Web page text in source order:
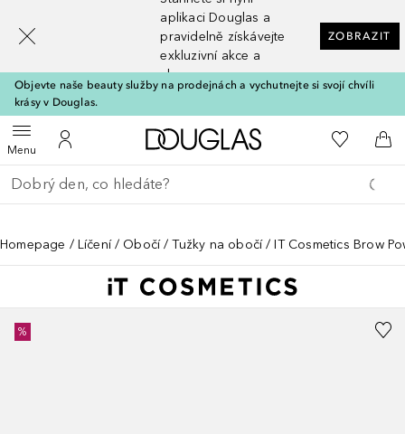
aplikaci Douglas a
pravidelně získávejte
exkluzivní akce a
slevy
ZOBRAZIT
Objevte naše beauty služby na prodejnách a vychutnejte si svojí chvíli
krásy v Douglas.
MenuOtevřít menuK mému účtu
Domů K mému
Do
Vraťte se
Proveďte vyhledávání
Homepage Líčení Obočí Tužky na obočí IT Cosmetics Brow
%
[navigation.slideout.screenreader]